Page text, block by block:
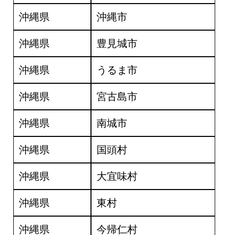
沖縄県 沖縄市
沖縄県 豊見城市
沖縄県 うるま市
沖縄県 宮古島市
沖縄県 南城市
沖縄県 国頭村
沖縄県 大宜味村
沖縄県 東村
沖縄県 今帰仁村